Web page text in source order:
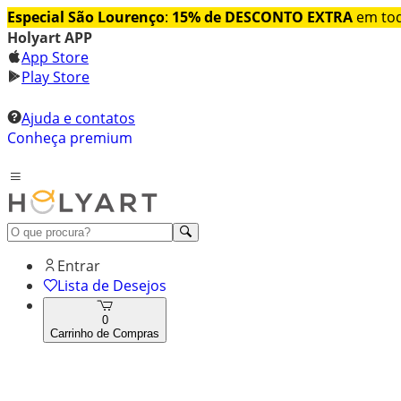
Especial São Lourenço: 15% de DESCONTO EXTRA em
Holyart APP
App Store
Play Store
Ajuda e contatos
Conheça premium
Entrar
Lista de Desejos
0
Carrinho de Compras